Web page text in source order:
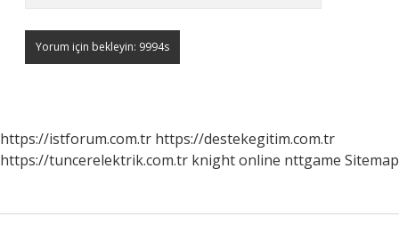
https://istforum.com.tr https://destekegitim.com.tr
https://tuncerelektrik.com.tr knight online nttgame Sitemap